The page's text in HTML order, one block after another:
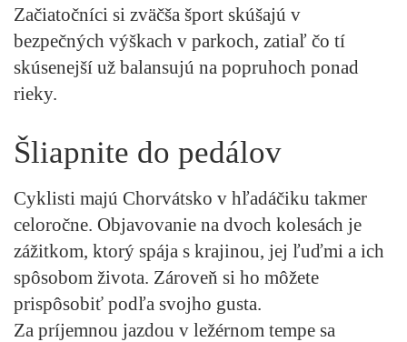
Začiatočníci si zväčša šport skúšajú v
bezpečných výškach v parkoch, zatiaľ čo tí
skúsenejší už balansujú na popruhoch ponad
rieky.
Šliapnite do pedálov
Cyklisti majú Chorvátsko v hľadáčiku takmer
celoročne. Objavovanie na dvoch kolesách je
zážitkom, ktorý spája s krajinou, jej ľuďmi a ich
spôsobom života. Zároveň si ho môžete
prispôsobiť podľa svojho gusta.
Za príjemnou jazdou v ležérnom tempe sa